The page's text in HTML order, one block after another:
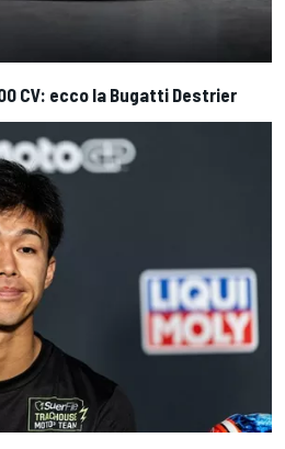
CV: ecco la Bugatti Destrier